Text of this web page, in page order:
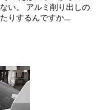
い。 アルミ削り出しの
りするんですか...